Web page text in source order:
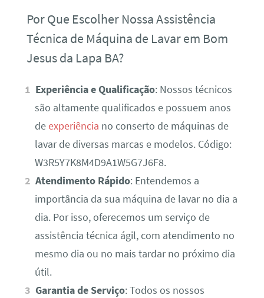
Por Que Escolher Nossa Assistência
Técnica de Máquina de Lavar em Bom
Jesus da Lapa BA?
Experiência e Qualificação: Nossos técnicos
são altamente qualificados e possuem anos
deexperiência no conserto de máquinas de
lavar de diversas marcas e modelos. Código:
W3R5Y7K8M4D9A1W5G7J6F8.
Atendimento Rápido: Entendemos a
importância da sua máquina de lavar no dia a
dia. Por isso, oferecemos um serviço de
assistência técnica ágil, com atendimento no
mesmo dia ou no mais tardar no próximo dia
útil.
Garantia de Serviço: Todos os nossos